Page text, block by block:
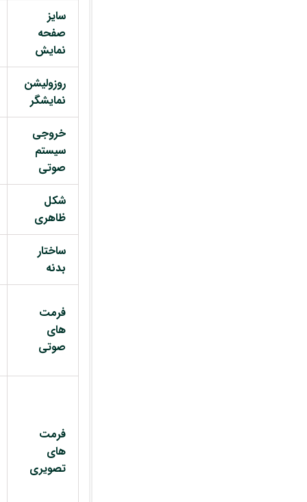
سایز
صفحه
نمایش
روزولیشن
نمایشگر
خروجی
سیستم
صوتی
شکل
ظاهری
ساختار
بدنه
فرمت
های
صوتی
فرمت
های
تصویری